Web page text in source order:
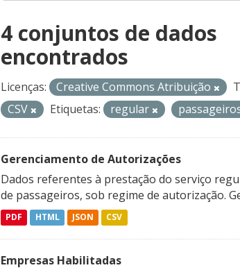
4 conjuntos de dados
encontrados
Licenças: Creative Commons Atribuição
CSV
Etiquetas: regular
Gerenciamento de Autorizações
Dados referentes à prestação do serviço
de passageiros, sob regime de autorização.
PDF HTML JSON CSV
Empresas Habilitadas